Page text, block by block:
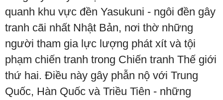
quanh khu vực đền Yasukuni - ngôi đền gây
tranh cãi nhất Nhật Bản, nơi thờ những
người tham gia lực lượng phát xít và tội
phạm chiến tranh trong Chiến tranh Thế giới
thứ hai. Điều này gây phẫn nộ với Trung
Quốc, Hàn Quốc và Triều Tiên - những